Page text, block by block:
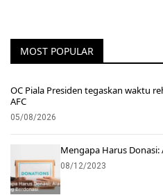
MOST POPULAR
OC Piala Presiden tegaskan waktu
AFC
05/08/2026
Mengapa Harus
08/12/2023